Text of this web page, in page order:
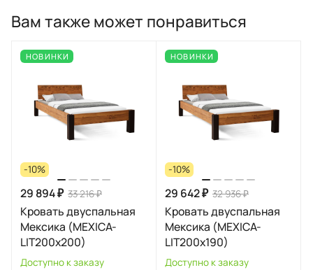
Вам также может понравиться
НОВИНКИ
-10%
29 894 ₽ 33 216 ₽
Кровать двуспальная
Мексика (MEXICA-
LIT200х200)
Доступно к заказу
НОВИНКИ
-10%
29 642 ₽ 32 936 ₽
Кровать двуспальная
Мексика (MEXICA-
LIT200х190)
Доступно к заказу